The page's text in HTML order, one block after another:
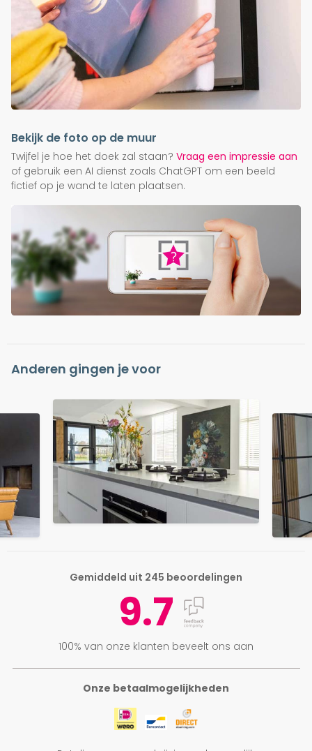
Bekijk de foto op de muur
Twijfel je hoe het doek zal staan? Vraag een impressie aan
of gebruik een AI dienst zoals ChatGPT om een beeld
fictief op je wand te laten plaatsen.
Anderen gingen je voor
Onze betaalmogelijkheden
Gemiddeld uit 245 beoordelingen
9.7
100% van onze klanten beveelt ons aan